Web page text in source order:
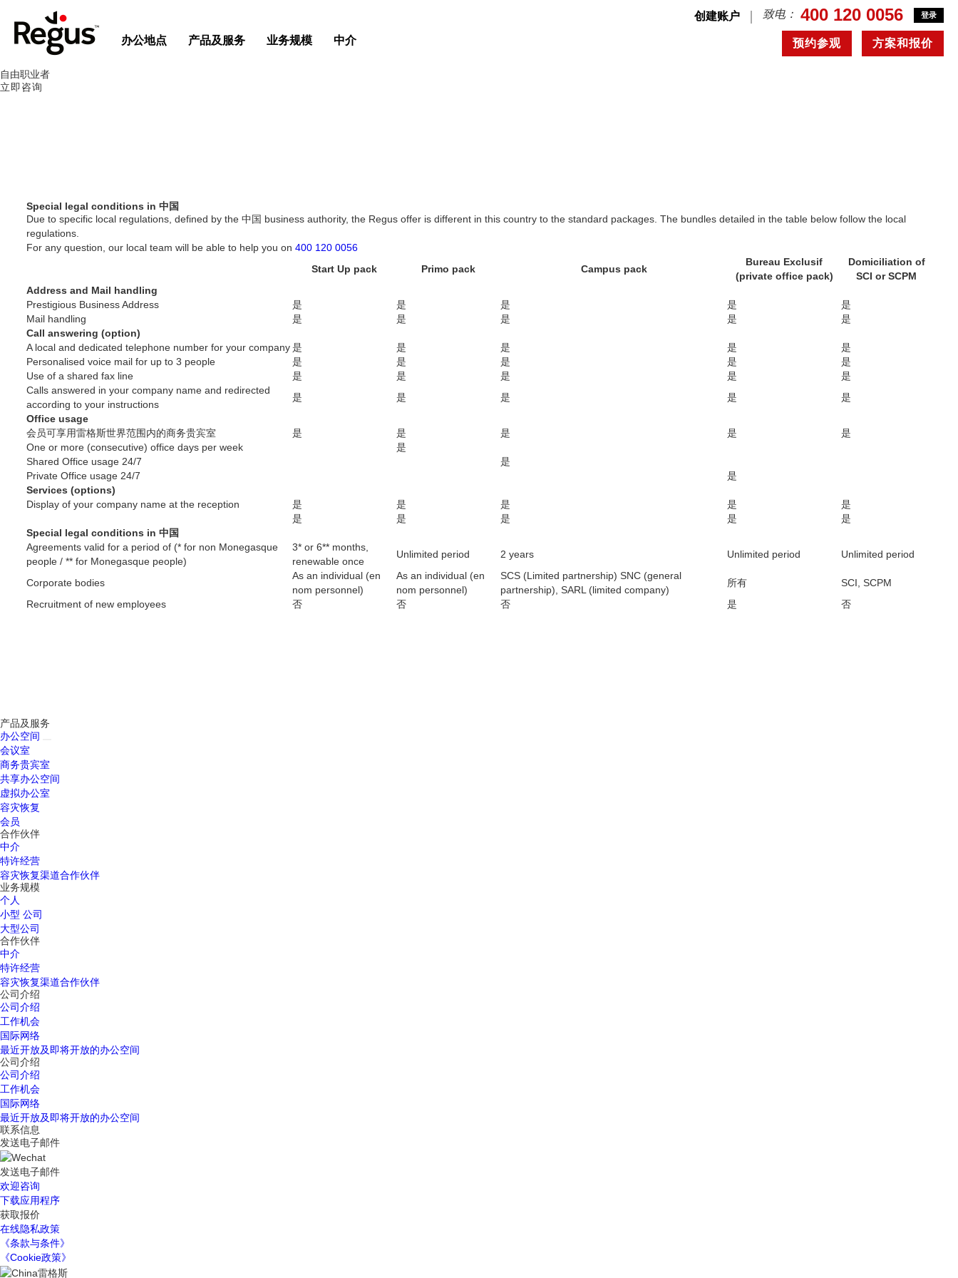
创建账户 致电： 400 120 0056 登录
方案和报价
预约参观
办公地点 产品及服务 业务规模 中介
自由职业者
立即咨询
Special legal conditions in 中国
Due to specific local regulations, defined by the 中国 business authority, the Regus offer is different in this country to the standard packages. The bundles detailed in the table below follow the local
regulations.
For any question, our local team will be able to help you on 400 120 0056
Start Up pack
Primo pack Campus pack
Bureau Exclusif
(private office pack)
Domiciliation of
SCI or SCPM
Address and Mail handling
Prestigious Business Address
是 是 是 是
是
Mail handling
是 是 是 是
是
Call answering (option)
A local and dedicated telephone number for your company是 是 是 是
是
Personalised voice mail for up to 3 people
是 是 是 是
是
Use of a shared fax line
是 是 是 是
是
Calls answered in your company name and redirected
according to your instructions
是 是 是 是
是
Office usage
会员可享用雷格斯世界范围内的商务贵宾室
是 是 是 是
是
One or more (consecutive) office days per week
是
Shared Office usage 24/7
是
Private Office usage 24/7
是
Services (options)
Display of your company name at the reception
是 是 是 是
是
是
是 是 是
是
Special legal conditions in 中国
Agreements valid for a period of (* for non Monegasque
people / ** for Monegasque people)
3* or 6** months,
renewable once
Unlimited period 2 years Unlimited period Unlimited period
Corporate bodies
As an individual (en
nom personnel)
As an individual (en
nom personnel)
SCS (Limited partnership) SNC (general
partnership), SARL (limited company)
所有
SCI, SCPM
Recruitment of new employees
否 否 否 是 否
产品及服务
办公空间
会议室
商务贵宾室
共享办公空间
虚拟办公室
容灾恢复
会员
合作伙伴
中介
特许经营
容灾恢复渠道合作伙伴
业务规模
个人
小型 公司
大型公司
合作伙伴
中介
特许经营
容灾恢复渠道合作伙伴
公司介绍
公司介绍
工作机会
国际网络
最近开放及即将开放的办公空间
公司介绍
公司介绍
工作机会
国际网络
最近开放及即将开放的办公空间
联系信息
发送电子邮件
发送电子邮件
欢迎咨询
下载应用程序
获取报价
在线隐私政策
《条款与条件》
《Cookie政策》